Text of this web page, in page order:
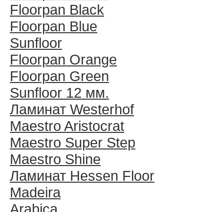
Floorpan Black
Floorpan Blue
Sunfloor
Floorpan Orange
Floorpan Green
Sunfloor 12 мм.
Ламинат Westerhof
Maestro Aristocrat
Maestro Super Step
Maestro Shine
Ламинат Hessen Floor
Madeira